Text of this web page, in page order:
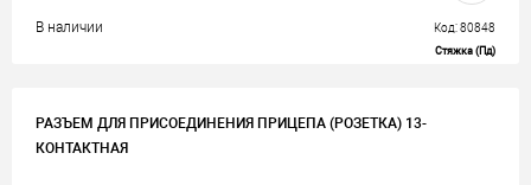
В наличии Код: 80848
Стяжка (Пд)
РАЗЪЕМ ДЛЯ ПРИСОЕДИНЕНИЯ ПРИЦЕПА (РОЗЕТКА) 13-
КОНТАКТНАЯ